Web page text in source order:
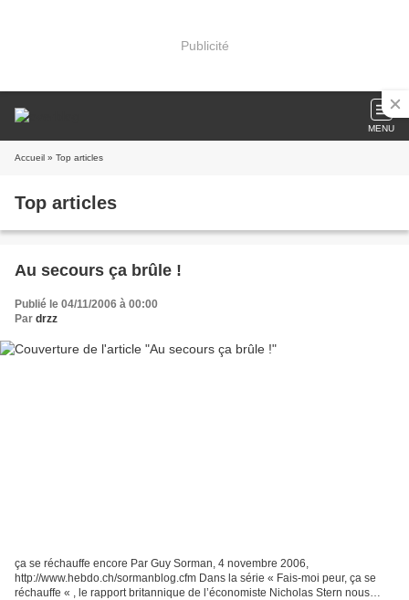
Publicité
MENU
Accueil » Top articles
Top articles
Au secours ça brûle !
Publié le 04/11/2006 à 00:00
Par drzz
ça se réchauffe encore Par Guy Sorman, 4 novembre 2006,
http://www.hebdo.ch/sormanblog.cfm Dans la série « Fais-moi peur, ça se
réchauffe « , le rapport britannique de l’économiste Nicholas Stern nous